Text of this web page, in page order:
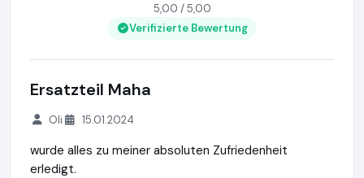
5,00 / 5,00
Verifizierte Bewertung
Ersatzteil Maha
Oli 15.01.2024
wurde alles zu meiner absoluten Zufriedenheit
erledigt.